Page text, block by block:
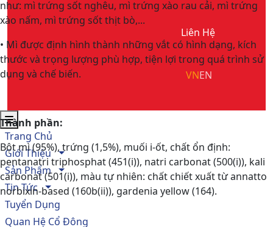
Liên Hệ
VNEN
Trang Chủ
Giới Thiệu
Sản Phẩm
Tin Tức
Tuyển Dụng
Quan Hệ Cổ Đông
như: mì trứng sốt nghêu, mì trứng xào rau cải, mì trứng
xào nấm, mì trứng sốt thịt bò,...
• Mì được định hình thành những vắt có hình dạng, kích
thước và trọng lượng phù hợp, tiện lợi trong quá trình sử
dụng và chế biến.
Thành phần:
Bột mì (95%), trứng (1,5%), muối i-ốt, chất ổn định:
pentanatri triphosphat (451(i)), natri carbonat (500(i)), kali
carbonat (501(i)), màu tự nhiên: chất chiết xuất từ annatto
norbixin-based (160b(ii)), gardenia yellow (164).